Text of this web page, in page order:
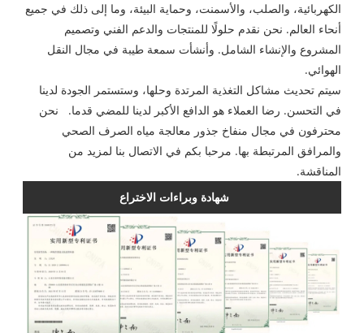
الكهربائية، والصلب، والأسمنت، وحماية البيئة، وما إلى ذلك في جميع
أنحاء العالم. نحن نقدم حلولًا للمنتجات والدعم الفني وتصميم
المشروع والإنشاء الشامل. وأنشأت سمعة طيبة في مجال النقل
الهوائي.
سيتم تحديث مشاكل التغذية المرتدة وحلها، وستستمر الجودة لدينا
في التحسن. رضا العملاء هو الدافع الأكبر لدينا للمضي قدما. نحن
محترفون في مجال منفاخ جذور معالجة مياه الصرف الصحي
والمرافق المرتبطة بها. مرحبا بكم في الاتصال بنا لمزيد من
المناقشة.
شهادة وبراءات الاختراع